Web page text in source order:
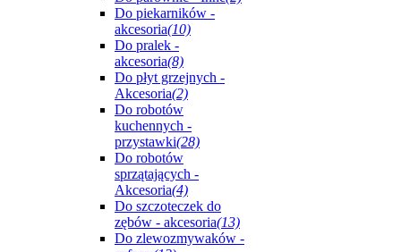
Do piekarników -
akcesoria(10)
Do pralek -
akcesoria(8)
Do płyt grzejnych -
Akcesoria(2)
Do robotów
kuchennych -
przystawki(28)
Do robotów
sprzątających -
Akcesoria(4)
Do szczoteczek do
zębów - akcesoria(13)
Do zlewozmywaków -